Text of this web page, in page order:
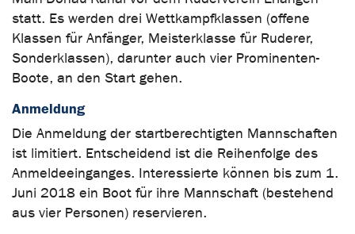
statt. Es werden drei Wettkampfklassen (offene
Klassen für Anfänger, Meisterklasse für Ruderer,
Sonderklassen), darunter auch vier Prominenten-
Boote, an den Start gehen.
Anmeldung
Die Anmeldung der startberechtigten Mannschaften
ist limitiert. Entscheidend ist die Reihenfolge des
Anmeldeeinganges. Interessierte können bis zum 1.
Juni 2018 ein Boot für ihre Mannschaft (bestehend
aus vier Personen) reservieren.